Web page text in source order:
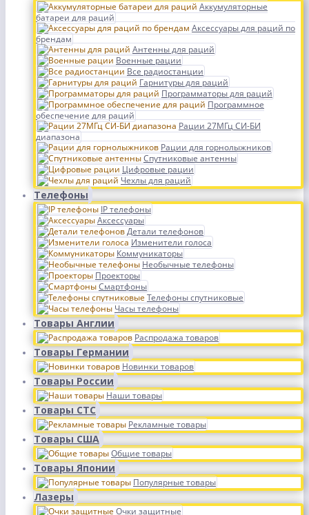
Аккумуляторные
батареи для раций
Аксессуары для раций по
брендам
Антенны для раций
Военные рации
Все радиостанции
Гарнитуры для раций
Программаторы для раций
Программное
обеспечение для раций
Рации 27МГц СИ-БИ
диапазона
Рации для горнолыжников
Спутниковые антенны
Цифровые рации
Чехлы для раций
Телефоны
IP телефоны
Аксессуары
Детали телефонов
Изменители голоса
Коммуникаторы
Необычные телефоны
Проекторы
Смартфоны
Телефоны спутниковые
Часы телефоны
Товары Англии
Распродажа товаров
Товары Германии
Новинки товаров
Товары России
Наши товары
Товары СТС
Рекламные товары
Товары США
Общие товары
Товары Японии
Популярные товары
Лазеры
Очки защитные